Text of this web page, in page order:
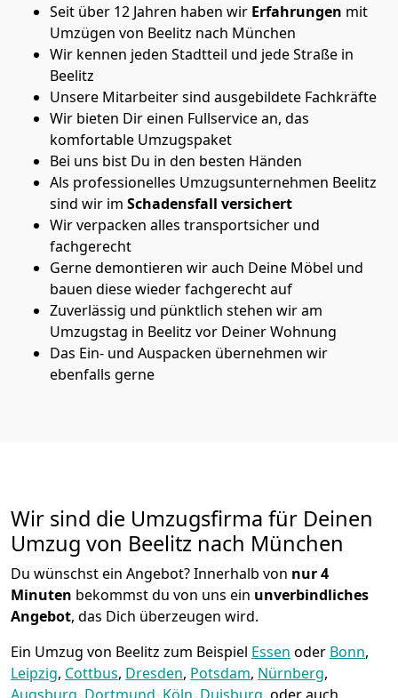
Seit über 12 Jahren haben wir Erfahrungen mit
Umzügen von Beelitz nach München
Wir kennen jeden Stadtteil und jede Straße in
Beelitz
Unsere Mitarbeiter sind ausgebildete Fachkräfte
Wir bieten Dir einen Fullservice an, das
komfortable Umzugspaket
Bei uns bist Du in den besten Händen
Als professionelles Umzugsunternehmen Beelitz
sind wir im Schadensfall versichert
Wir verpacken alles transportsicher und
fachgerecht
Gerne demontieren wir auch Deine Möbel und
bauen diese wieder fachgerecht auf
Zuverlässig und pünktlich stehen wir am
Umzugstag in Beelitz vor Deiner Wohnung
Das Ein- und Auspacken übernehmen wir
ebenfalls gerne
Wir sind die Umzugsfirma für Deinen
Umzug von Beelitz nach München
Du wünschst ein Angebot? Innerhalb von nur 4
Minuten bekommst du von uns ein unverbindliches
Angebot, das Dich überzeugen wird.
Ein Umzug von Beelitz zum Beispiel Essen oder Bonn,
Leipzig, Cottbus, Dresden, Potsdam, Nürnberg,